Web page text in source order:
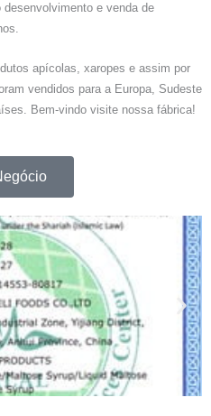
e venda de
apícolas, xaropes e assim por
vendidos para a Europa, Sudeste
Bem-vindo visite nossa fábrica!